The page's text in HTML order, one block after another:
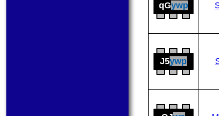
qGywp
J5ywp